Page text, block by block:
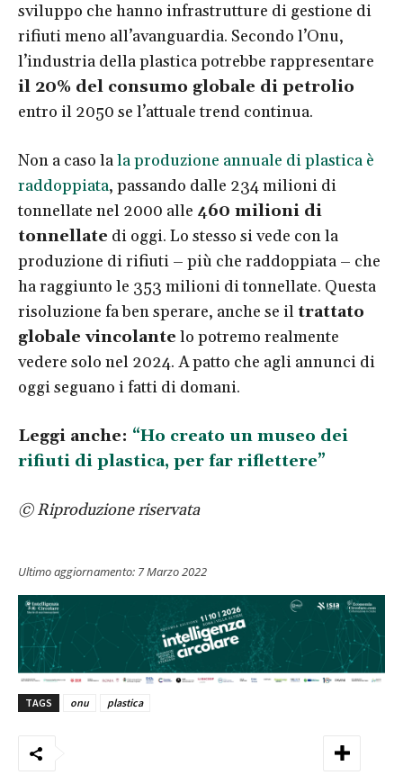
sviluppo che hanno infrastrutture di gestione di
rifiuti meno all’avanguardia. Secondo l’Onu,
l’industria della plastica potrebbe rappresentare
il 20% del consumo globale di petrolio
entro il 2050 se l’attuale trend continua.
Non a caso lala produzione annuale di plastica è
raddoppiata, passando dalle 234 milioni di
tonnellate nel 2000 alle 460 milioni di
tonnellate di oggi. Lo stesso si vede con la
produzione di rifiuti – più che raddoppiata – che
ha raggiunto le 353 milioni di tonnellate. Questa
risoluzione fa ben sperare, anche se il trattato
globale vincolante lo potremo realmente
vedere solo nel 2024. A patto che agli annunci di
oggi seguano i fatti di domani.
Leggi anche: “Ho creato un museo dei
rifiuti di plastica, per far riflettere”
© Riproduzione riservata
Ultimo aggiornamento: 7 Marzo 2022
TAGS onu plastica